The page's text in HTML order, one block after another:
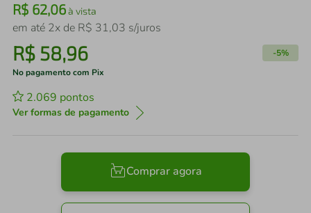
R$ 62,06à vista
em até 2x de R$ 31,03 s/juros
R$ 58,96 -5%
No pagamento com Pix
2.069 pontos
Ver formas de pagamento
Comprar agora